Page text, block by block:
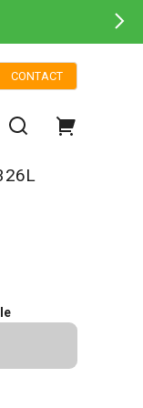
CONTACT